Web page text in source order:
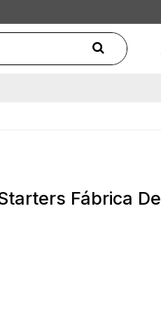
Fábrica De